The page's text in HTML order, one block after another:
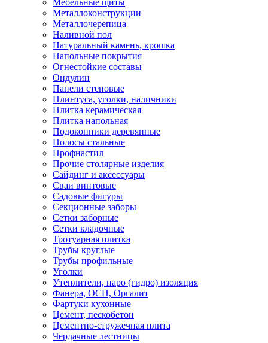
Мебельные щиты
Металлоконструкции
Металлочерепица
Наливной пол
Натуральный камень, крошка
Напольные покрытия
Огнестойкие составы
Ондулин
Панели стеновые
Плинтуса, уголки, наличники
Плитка керамическая
Плитка напольная
Подоконники деревянные
Полосы стальные
Профнастил
Прочие столярные изделия
Сайдинг и аксессуары
Сваи винтовые
Садовые фигуры
Секционные заборы
Сетки заборные
Сетки кладочные
Тротуарная плитка
Трубы круглые
Трубы профильные
Уголки
Утеплители, паро (гидро) изоляция
Фанера, ОСП, Оргалит
Фартуки кухонные
Цемент, пескобетон
Цементно-стружечная плита
Чердачные лестницы